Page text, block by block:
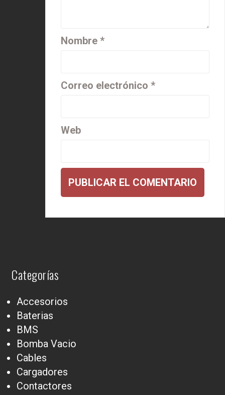
Nombre *
Correo electrónico *
Web
Categorías
Accesorios
Baterias
BMS
Bomba Vacio
Cables
Cargadores
Contactores